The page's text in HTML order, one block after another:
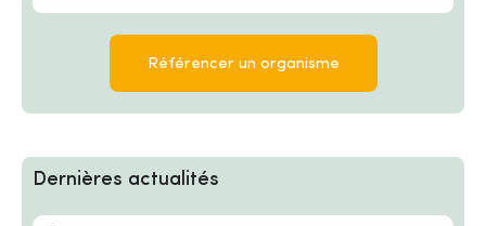
Référencer un organisme
Dernières actualités